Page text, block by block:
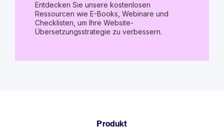
Entdecken Sie unsere kostenlosen
Ressourcen wie E-Books, Webinare und
Checklisten, um Ihre Website-
Übersetzungsstrategie zu verbessern.
Produkt